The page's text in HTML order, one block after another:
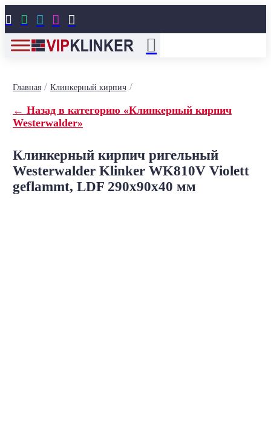
    
Главная/ Клинкерный кирпич/
← Назад в категорию «Клинкерный кирпич
Westerwalder»
Клинкерный кирпич ригельный
Westerwalder Klinker WK810V Violett
geflammt, LDF 290х90х40 мм